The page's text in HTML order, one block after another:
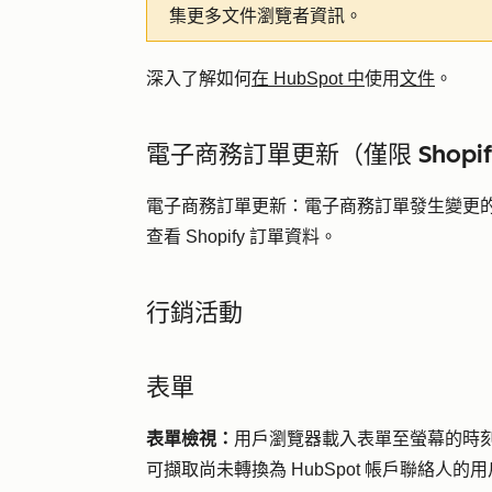
集更多文件瀏覽者資訊。
深入了解如何在 HubSpot 中使用文件 。
電子商務訂單更新（僅限
電子商務訂單更新： 電子商務訂單發生變更
查看 Shopify 訂單資料。
行銷活動
表單
表單檢視： 用戶瀏覽器載入表單至螢幕的時
可擷取尚未轉換為 HubSpot 帳戶聯絡人的